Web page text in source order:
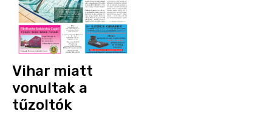
Vihar miatt
vonultak a
tűzoltók